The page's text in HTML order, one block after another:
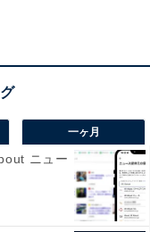
転職活動が長引く
です。特にコロナ
一ヶ月
ニュー